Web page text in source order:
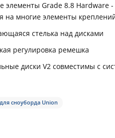
элементы Grade 8.8 Hardware
на многие элементы
стелька над дисками
регулировка ремешка
диски V2 совместимы с
сноуборда Union